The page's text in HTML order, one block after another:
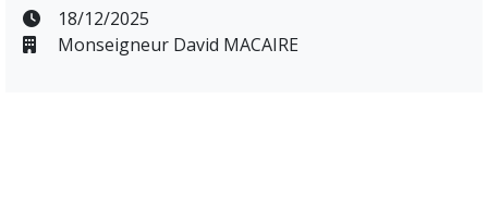
18/12/2025
Monseigneur David MACAIRE